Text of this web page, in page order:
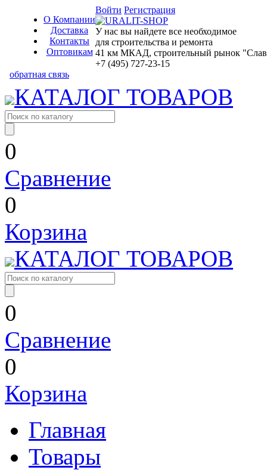
О Компании
Доставка
Контакты
Оптовикам
Войти Регистрация
У нас вы найдете все необходимое
для строительства и ремонта
41 км МКАД, строительный рынок
+7 (495) 727-23-15
обратная связь
КАТАЛОГ ТОВАРОВ
0
Сравнение
0
Корзина
КАТАЛОГ ТОВАРОВ
0
Сравнение
0
Корзина
Главная
Товары